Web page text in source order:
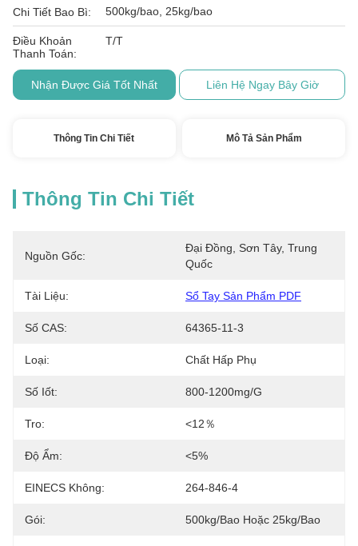
Chi Tiết Bao Bì: 500kg/bao, 25kg/bao
Điều Khoản
Thanh Toán:
T/T
Nhận Được Giá Tốt Nhất Liên Hệ Ngay Bây Giờ
Thông Tin Chi Tiết Mô Tả Sản Phẩm
Thông Tin Chi Tiết
Nguồn Gốc:
Đại Đồng, Sơn Tây, Trung
Quốc
Tài Liệu: Sổ Tay Sản Phẩm PDF
Số CAS: 64365-11-3
Loại: Chất Hấp Phụ
Số Iốt: 800-1200mg/g
Tro: <12％
Độ Ẩm: <5%
EINECS Không: 264-846-4
Gói: 500kg/bao Hoặc 25kg/bao